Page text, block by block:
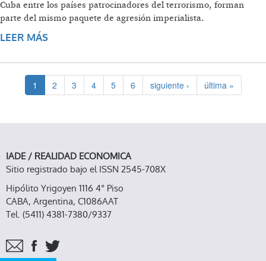
Cuba entre los países patrocinadores del terrorismo, forman
parte del mismo paquete de agresión imperialista.
LEER MÁS
1 2 3 4 5 6 siguiente › última »
IADE / REALIDAD ECONOMICA
Sitio registrado bajo el ISSN 2545-708X
Hipólito Yrigoyen 1116 4° Piso
CABA, Argentina, C1086AAT
Tel. (5411) 4381-7380/9337